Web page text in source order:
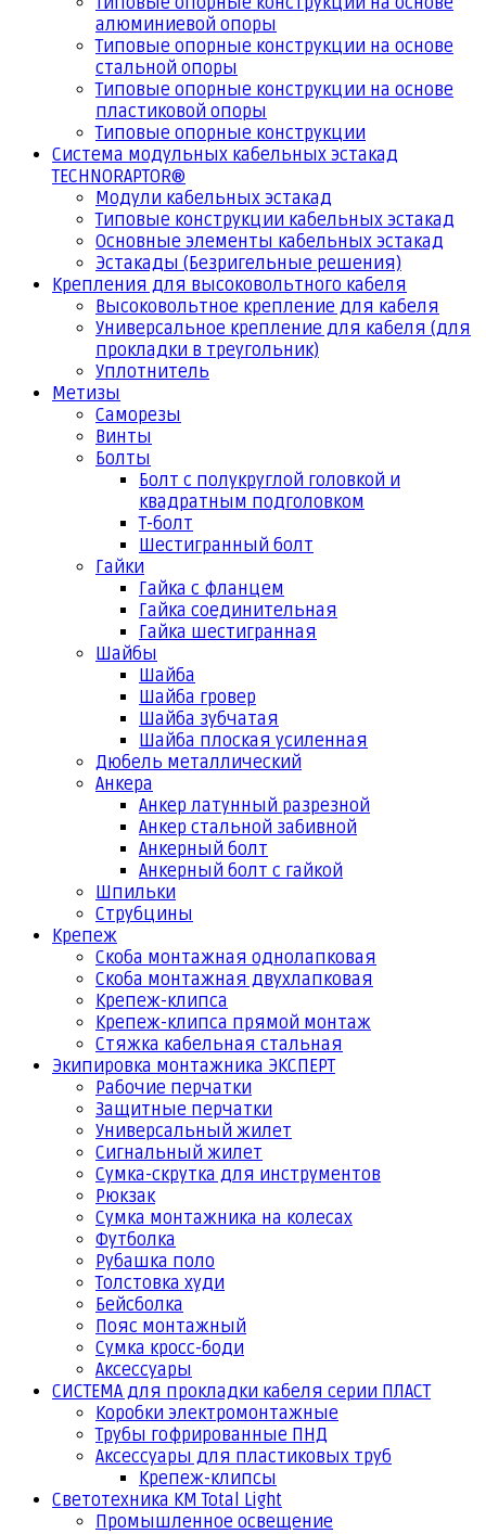
алюминиевой опоры
Типовые опорные конструкции на основе
стальной опоры
Типовые опорные конструкции на основе
пластиковой опоры
Типовые опорные конструкции
Система модульных кабельных эстакад
TECHNORAPTOR®
Модули кабельных эстакад
Типовые конструкции кабельных эстакад
Основные элементы кабельных эстакад
Эстакады (Безригельные решения)
Крепления для высоковольтного кабеля
Высоковольтное крепление для кабеля
Универсальное крепление для кабеля (для
прокладки в треугольник)
Уплотнитель
Метизы
Саморезы
Винты
Болты
Болт с полукруглой головкой и
квадратным подголовком
Т-болт
Шестигранный болт
Гайки
Гайка с фланцем
Гайка соединительная
Гайка шестигранная
Шайбы
Шайба
Шайба гровер
Шайба зубчатая
Шайба плоская усиленная
Дюбель металлический
Анкера
Анкер латунный разрезной
Анкер стальной забивной
Анкерный болт
Анкерный болт с гайкой
Шпильки
Струбцины
Крепеж
Скоба монтажная однолапковая
Скоба монтажная двухлапковая
Крепеж-клипса
Крепеж-клипса прямой монтаж
Стяжка кабельная стальная
Экипировка монтажника ЭКСПЕРТ
Рабочие перчатки
Защитные перчатки
Универсальный жилет
Сигнальный жилет
Сумка-скрутка для инструментов
Рюкзак
Сумка монтажника на колесах
Футболка
Рубашка поло
Толстовка худи
Бейсболка
Пояс монтажный
Сумка кросс-боди
Аксессуары
СИСТЕМА для прокладки кабеля серии ПЛАСТ
Коробки электромонтажные
Трубы гофрированные ПНД
Аксессуары для пластиковых труб
Крепеж-клипсы
Светотехника КМ Total Light
Промышленное освещение